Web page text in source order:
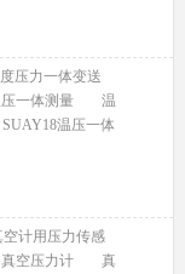
压力一体变送
一体测量
温
SUAY18温压一体
空计用压力传感
真空压力计
真